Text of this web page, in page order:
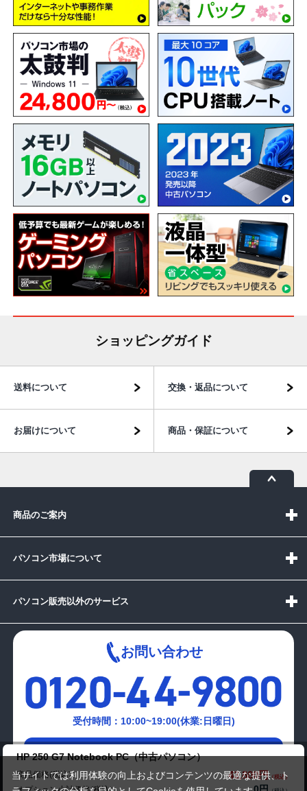
HP 250 G7 Notebook PC（中古パソコン）
商品価格(税込) 43,800円
ショッピングガイド
送料について 交換・返品について
お届けについて 商品・保証について
商品のご案内
パソコン市場について
パソコン販売以外のサービス
お問い合わせ
受付時間：10:00~19:00(休業:日曜日)
メールでの
お問い合わせはこちら
当サイトでは利用体験の向上およびコンテンツの最適な提供、ト